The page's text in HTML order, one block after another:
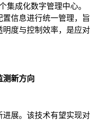
集成化数字管理中心。
信息进行统一管理，旨
度与控制效率，是应对
测新方向
展。该技术有望实现对